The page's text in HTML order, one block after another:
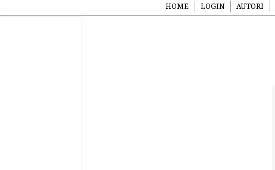
HOME LOGIN AUTORI